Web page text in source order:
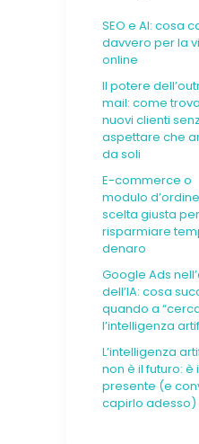
SEO e AI: cosa
davvero per la
online
Il potere
mail: come
nuovi clienti
aspettare che
da soli
E-commerce o
modulo
scelta giusta per
risparmiare
denaro
Google Ads
dell’IA: cosa
quando a
l’intelligenza
L’intelligenza
non è il futuro: è
presente (e
capirlo adesso)